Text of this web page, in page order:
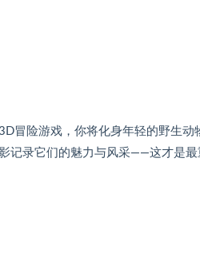
冒险游戏，你将化身年轻的野生
记录它们的魅力与风采——这才是最